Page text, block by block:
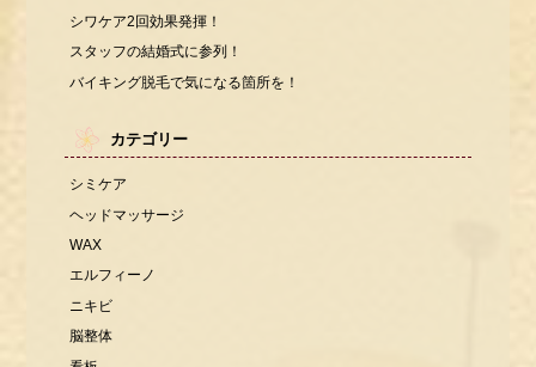
シワケア2回効果発揮！
スタッフの結婚式に参列！
バイキング脱毛で気になる箇所を！
カテゴリー
シミケア
ヘッドマッサージ
WAX
エルフィーノ
ニキビ
脳整体